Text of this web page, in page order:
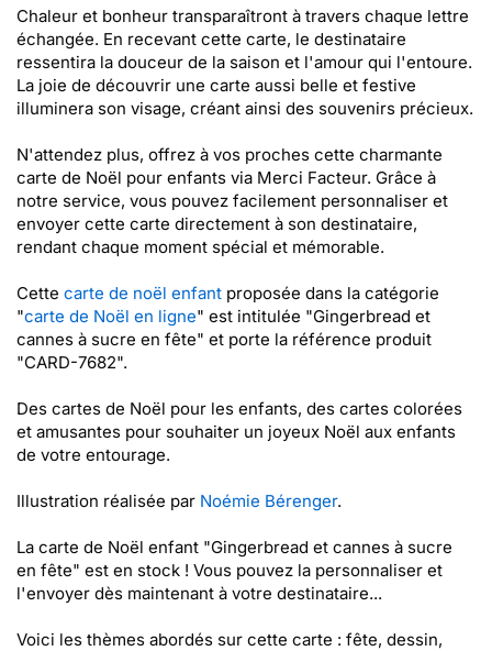
Chaleur et bonheur transparaîtront à travers chaque lettre
échangée. En recevant cette carte, le destinataire
ressentira la douceur de la saison et l'amour qui l'entoure.
La joie de découvrir une carte aussi belle et festive
illuminera son visage, créant ainsi des souvenirs précieux.
N'attendez plus, offrez à vos proches cette charmante
carte de Noël pour enfants via Merci Facteur. Grâce à
notre service, vous pouvez facilement personnaliser et
envoyer cette carte directement à son destinataire,
rendant chaque moment spécial et mémorable.
Cette carte de noël enfant proposée dans la catégorie
"carte de Noël en ligne" est intitulée "Gingerbread et
cannes à sucre en fête" et porte la référence produit
"CARD-7682".
Des cartes de Noël pour les enfants, des cartes colorées
et amusantes pour souhaiter un joyeux Noël aux enfants
de votre entourage.
Illustration réalisée par Noémie Bérenger.
La carte de Noël enfant "Gingerbread et cannes à sucre
en fête" est en stock ! Vous pouvez la personnaliser et
l'envoyer dès maintenant à votre destinataire...
Voici les thèmes abordés sur cette carte : fête, dessin,